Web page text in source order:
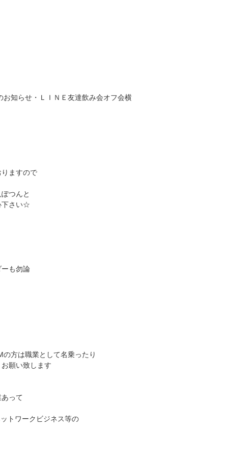
知らせ・ＬＩＮＥ友達飲み会オフ会横
ますので
つんと
下さい☆
も勿論
方は職業として名乗ったり
願い致します
って
トワークビジネス等の